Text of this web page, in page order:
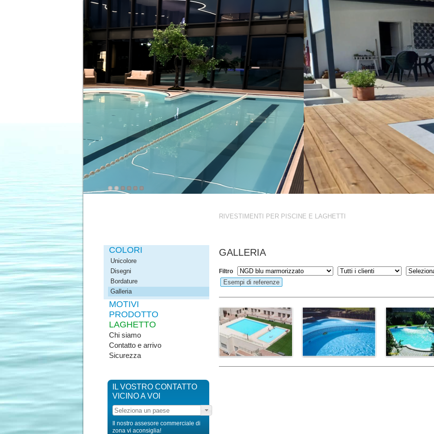
RIVESTIMENTI PER PISCINE E LAGHETTI
COLORI
Unicolore
Disegni
Bordature
Galleria
MOTIVI
PRODOTTO
LAGHETTO
Chi siamo
Contatto e arrivo
Sicurezza
IL VOSTRO CONTATTO
VICINO A VOI
Il nostro assesore commerciale di
zona vi aconsiglia!
GALLERIA
Filtro
Esempi di referenze